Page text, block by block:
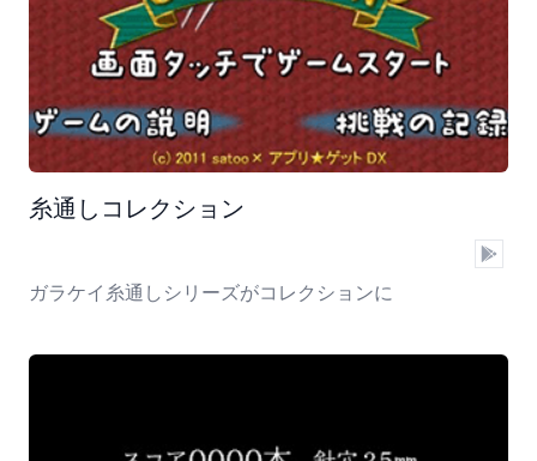
糸通しコレクション
ガラケイ糸通しシリーズがコレクションに